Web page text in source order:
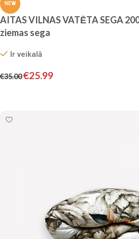
NEW
AITAS VILNAS VATĒTA SEGA
ziemas sega
Ir veikalā
€35.00€25.99